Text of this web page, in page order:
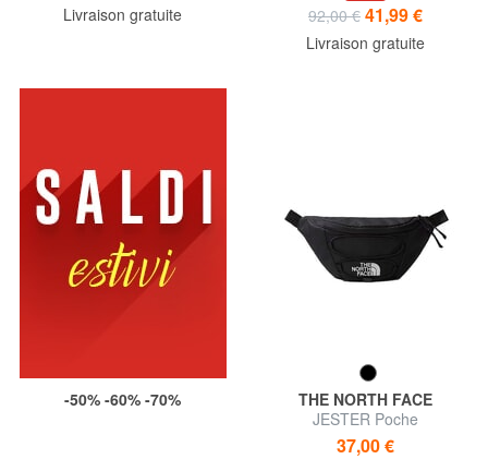
Livraison gratuite 92,00 € 41,99 €
Livraison gratuite
-50% -60% -70%
THE NORTH FACE
JESTER Poche
37,00 €